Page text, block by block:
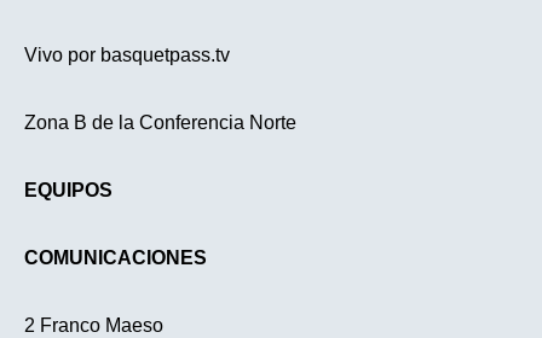
Vivo por basquetpass.tv
Zona B de la Conferencia Norte
EQUIPOS
COMUNICACIONES
2 Franco Maeso